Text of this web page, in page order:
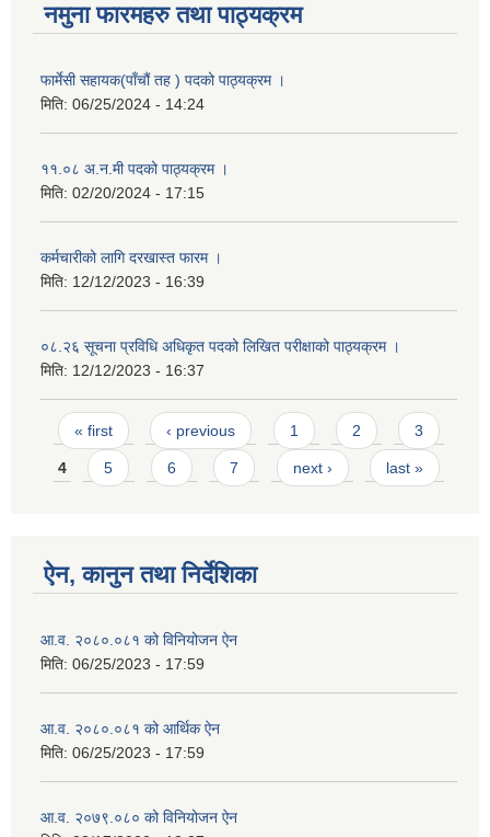
नमुना फारमहरु तथा पाठ्यक्रम
फार्मेसी सहायक(पाँचौं तह ) पदको पाठ्यक्रम ।
मिति: 06/25/2024 - 14:24
११.०८ अ.न.मी पदको पाठ्यक्रम ।
मिति: 02/20/2024 - 17:15
कर्मचारीको लागि दरखास्त फारम ।
मिति: 12/12/2023 - 16:39
०८.२६ सूचना प्रविधि अधिकृत पदको लिखित परीक्षाको पाठ्यक्रम ।
मिति: 12/12/2023 - 16:37
Pages
« first ‹ previous 1 2 3
4 5 6 7 next › last »
ऐन, कानुन तथा निर्देशिका
आ.व. २०८०.०८१ को विनियोजन ऐन
मिति: 06/25/2023 - 17:59
आ.व. २०८०.०८१ को आर्थिक ऐन
मिति: 06/25/2023 - 17:59
आ.व. २०७९.०८० को विनियोजन ऐन